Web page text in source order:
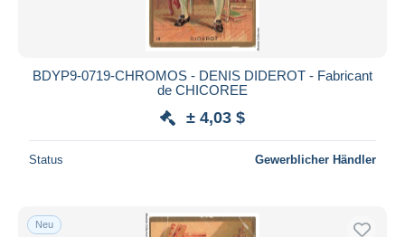
BDYP9-0719-CHROMOS - DENIS DIDEROT - Fabricant
de CHICOREE
± 4,03 $
Status Gewerblicher Händler
Neu